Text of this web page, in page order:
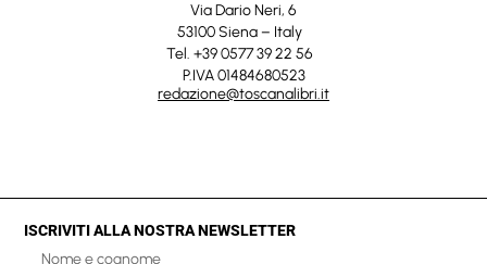
Via Dario Neri, 6
53100 Siena – Italy
Tel. +39 0577 39 22 56
P.IVA 01484680523
redazione@toscanalibri.it
ISCRIVITI ALLA NOSTRA NEWSLETTER